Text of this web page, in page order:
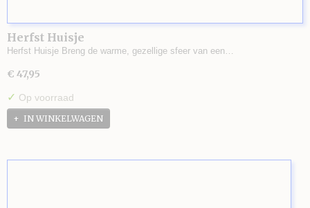
Herfst Huisje
Herfst Huisje Breng de warme, gezellige sfeer van een…
€ 47,95
✓ Op voorraad
IN WINKELWAGEN